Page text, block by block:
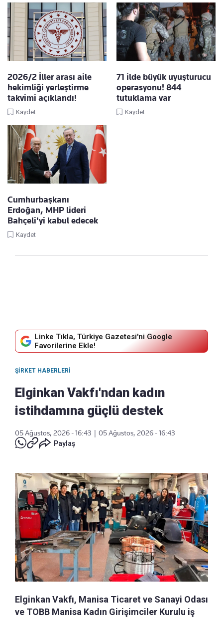
2026/2 İller arası aile
hekimliği yerleştirme
takvimi açıklandı!
Kaydet
71 ilde büyük uyuşturucu
operasyonu! 844
tutuklama var
Kaydet
Cumhurbaşkanı
Erdoğan, MHP lideri
Bahçeli'yi kabul edecek
Kaydet
Linke Tıkla, Türkiye Gazetesi'ni Google
Favorilerine Ekle!
ŞIRKET HABERLERI
Elginkan Vakfı'ndan kadın
istihdamına güçlü destek
05 Ağustos, 2026 - 16:43 | 05 Ağustos, 2026 - 16:43
Paylaş
Elginkan Vakfı, Manisa Ticaret ve Sanayi Odası
ve TOBB Manisa Kadın Girişimciler Kurulu iş